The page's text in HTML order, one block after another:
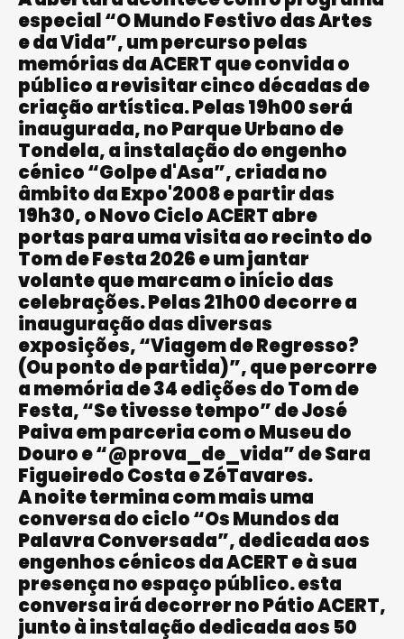
especial “O Mundo Festivo das Artes
e da Vida”, um percurso pelas
memórias da ACERT que convida o
público a revisitar cinco décadas de
criação artística. Pelas 19h00 será
inaugurada, no Parque Urbano de
Tondela, a instalação do engenho
cénico “Golpe d'Asa”, criada no
âmbito da Expo'2008 e partir das
19h30, o Novo Ciclo ACERT abre
portas para uma visita ao recinto do
Tom de Festa 2026 e um jantar
volante que marcam o início das
celebrações. Pelas 21h00 decorre a
inauguração das diversas
exposições, “Viagem de Regresso?
(Ou ponto de partida)”, que percorre
a memória de 34 edições do Tom de
Festa, “Se tivesse tempo” de José
Paiva em parceria com o Museu do
Douro e “@prova_de_vida” de Sara
Figueiredo Costa e ZéTavares.
A noite termina com mais uma
conversa do ciclo “Os Mundos da
Palavra Conversada”, dedicada aos
engenhos cénicos da ACERT e à sua
presença no espaço público. esta
conversa irá decorrer no Pátio ACERT,
junto à instalação dedicada aos 50